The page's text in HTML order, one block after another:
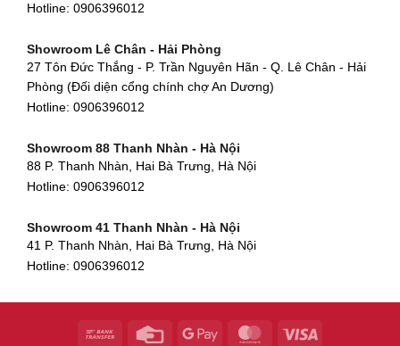
90 Đ. Cộng Hòa, Phường 4, Tân Bình, TP HCM
Hotline:0906396012
Showroom Cẩm Lệ - Đà Nẵng
Hotline:0906396012
Showroom Huế
54 Hùng Vương, Phú Hội, Thành phố Huế, Thừa Thiên Huế
Showroom Hà Tĩnh
82 Quang Trung, Thạch Quý, Hà Tĩnh
Showroom Quy Nhơn - Bình Định
956 Trần Hưng Đạo, P, Thành phố Quy Nhơn, Bình Định
Hotline: 0906396012
Showroom Lê Chân - Hải Phòng
27 Tôn Đức Thắng - P. Trần Nguyên Hãn - Q. Lê Chân - Hải
Phòng (Đối diện cổng chính chợ An Dương)
Hotline: 0906396012
Showroom 88 Thanh Nhàn - Hà Nội
88 P. Thanh Nhàn, Hai Bà Trưng, Hà Nội
Hotline: 0906396012
Showroom 41 Thanh Nhàn - Hà Nội
41 P. Thanh Nhàn, Hai Bà Trưng, Hà Nội
Hotline: 0906396012
268 P. Tây Sơn, Trung Liệt, Đống Đa, Hà Nội